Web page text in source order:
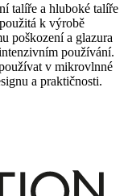
talíře a hluboké talíře
k výrobě
poškození a glazura
používání.
v mikrovlnné
a praktičnosti.